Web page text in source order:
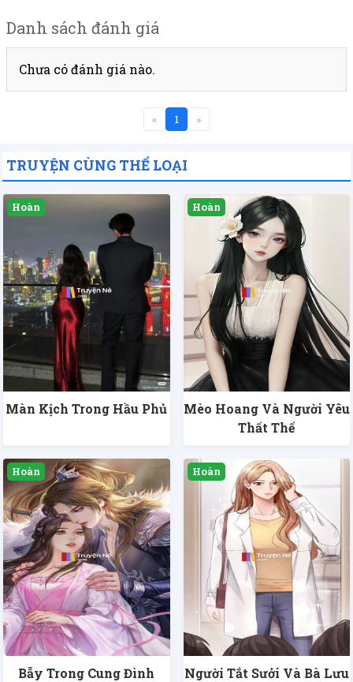
Danh sách đánh giá
Chưa có đánh giá nào.
« 1 »
TRUYỆN CÙNG THỂ LOẠI
Màn Kịch Trong Hầu Phủ
Mèo Hoang Và Người Yêu
Thất Thế
Bẫy Trong Cung Đình
Người Tắt Sưởi Và Bà Lưu